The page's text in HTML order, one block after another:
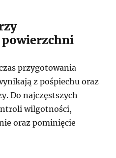
przygotowania
z pośpiechu oraz
Do najczęstszych
wilgotności,
oraz pominięcie